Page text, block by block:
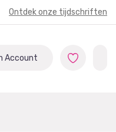
Ontdek onze tijdschriften
Account